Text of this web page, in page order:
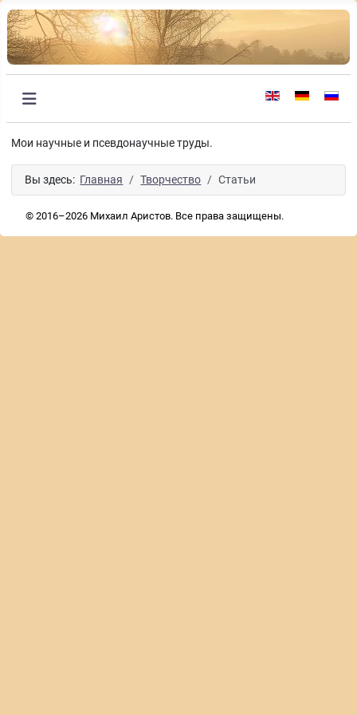
Выберите язык
Мои научные и псевдонаучные труды.
Вы здесь: Главная Творчество Статьи
© 2016–2026 Михаил Аристов. Все права защищены.